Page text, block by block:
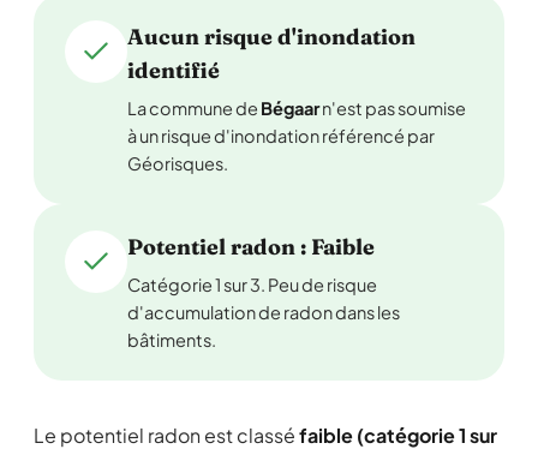
Aucun risque d'inondation
identifié
La commune de Bégaarn'est pas soumise
à un risque d'inondation référencé par
Géorisques.
Potentiel radon : Faible
Catégorie 1 sur 3. Peu de risque
d'accumulation de radon dans les
bâtiments.
Le potentiel radon est classéfaible (catégorie 1 sur